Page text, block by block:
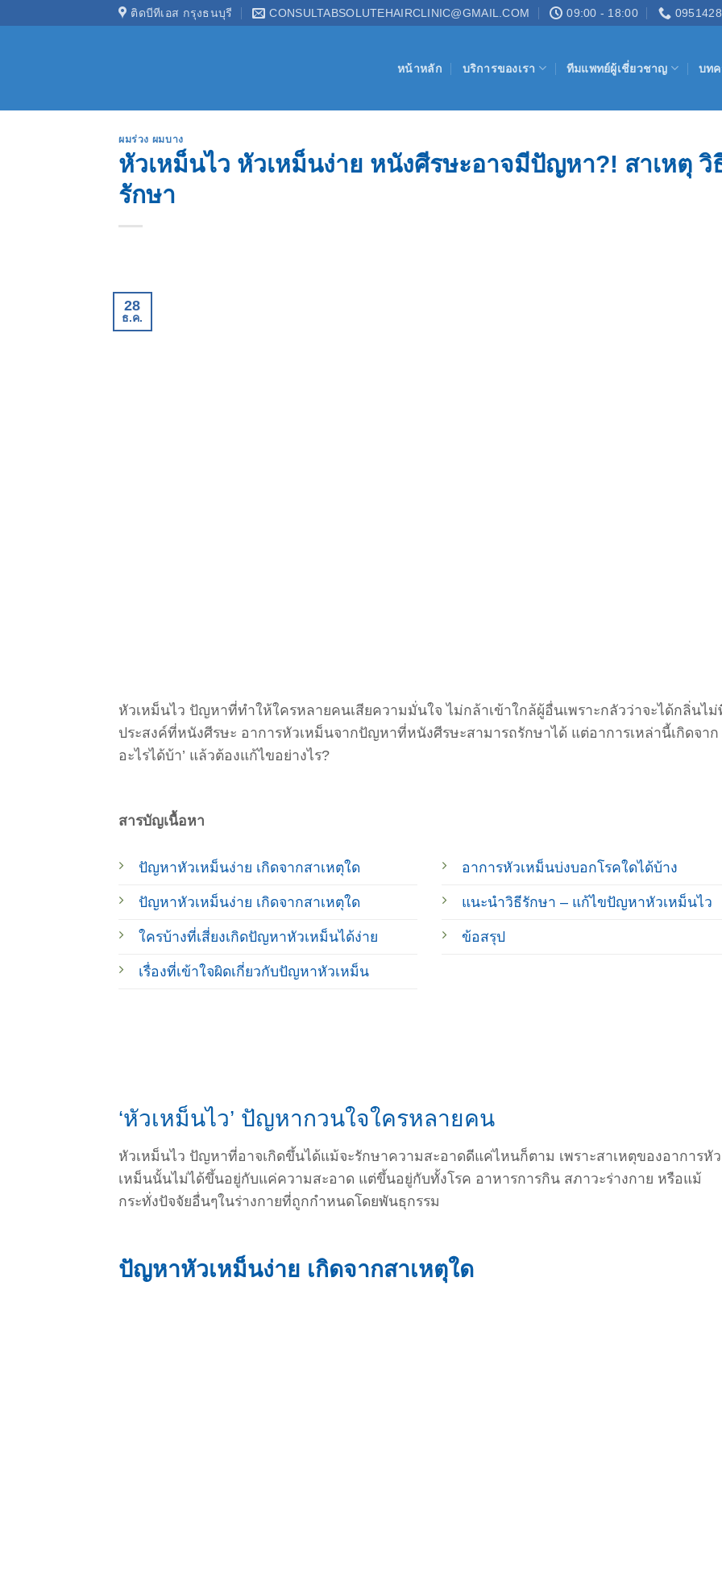
ติดบีทีเอส กรุงธนบุรี CONSULTABSOLUTEHAIRCLINIC@GMAIL.COM 09:00 - 18:00
หน้าหลัก บริการของเรา ทีมแพทย์ผู้เชี่ยวชาญ บท
ผมร่วง ผมบาง
หัวเหม็นไว หัวเหม็นง่าย หนังศีรษะอาจมีปัญหา?! สาเหตุ วิ
รักษา
28
ธ.ค.
หัวเหม็นไว ปัญหาที่ทำให้ใครหลายคนเสียความมั่นใจ ไม่กล้าเข้าใกล้ผู้อื่นเพราะกลัวว่าจะได้กลิ่นไม่
ประสงค์ที่หนังศีรษะ อาการหัวเหม็นจากปัญหาที่หนังศีรษะสามารถรักษาได้ แต่อาการเหล่านี้เกิดจาก
อะไรได้บ้า’ แล้วต้องแก้ไขอย่างไร?
สารบัญเนื้อหา
ปัญหาหัวเหม็นง่าย เกิดจากสาเหตุใด
ปัญหาหัวเหม็นง่าย เกิดจากสาเหตุใด
ใครบ้างที่เสี่ยงเกิดปัญหาหัวเหม็นได้ง่าย
เรื่องที่เข้าใจผิดเกี่ยวกับปัญหาหัวเหม็น
อาการหัวเหม็นบ่งบอกโรคใดได้บ้าง
แนะนำวิธีรักษา – แก้ไขปัญหาหัวเหม็นไว
ข้อสรุป
‘หัวเหม็นไว’ ปัญหากวนใจใครหลายคน
หัวเหม็นไว ปัญหาที่อาจเกิดขึ้นได้แม้จะรักษาความสะอาดดีแค่ไหนก็ตาม เพราะสาเหตุของอาการหัว
เหม็นนั้นไม่ได้ขึ้นอยู่กับแค่ความสะอาด แต่ขึ้นอยู่กับทั้งโรค อาหารการกิน สภาวะร่างกาย หรือแม้
กระทั่งปัจจัยอื่นๆในร่างกายที่ถูกกำหนดโดยพันธุกรรม
ปัญหาหัวเหม็นง่าย เกิดจากสาเหตุใด